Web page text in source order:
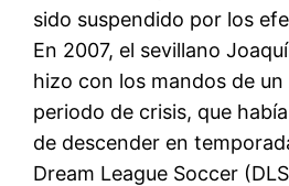
sido suspendido por los
En 2007, el sevillano
hizo con los mandos de
periodo de crisis, que
de descender en
Dream League Soccer